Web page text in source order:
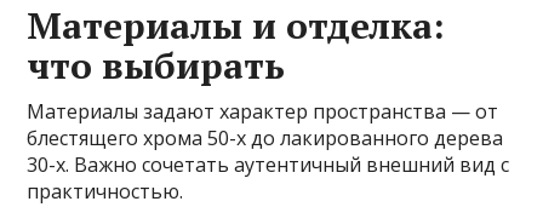
Материалы и отделка:
что выбирать
Материалы задают характер пространства — от
блестящего хрома 50-х до лакированного дерева
30-х. Важно сочетать аутентичный внешний вид с
практичностью.